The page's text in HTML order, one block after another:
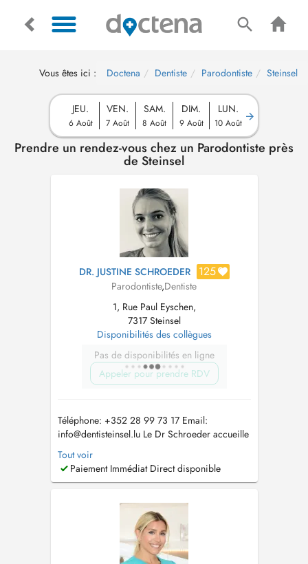
Vous êtes ici : Doctena Dentiste Parodontiste Steinsel
JEU.
6 Août
VEN.
7 Août
SAM.
8 Août
DIM.
9 Août
LUN.
10 Août
Prendre un rendez-vous chez un Parodontiste près
de Steinsel
DR. JUSTINE SCHROEDER 125
Parodontiste,Dentiste
1, Rue Paul Eyschen,
7317 Steinsel
Disponibilités des collègues
Pas de disponibilités en ligne
Appeler pour prendre RDV
Téléphone: +352 28 99 73 17 Email:
info@dentisteinsel.luLe Dr Schroeder accueille
enfants et adultes au sein du cabinet pour la
prise en charge personnalisée de leurs soins
dentaires. Diplômée en chirurgie dentaire à
ans en médecine bucco-den...
Tout voir
Paiement Immédiat Direct disponible